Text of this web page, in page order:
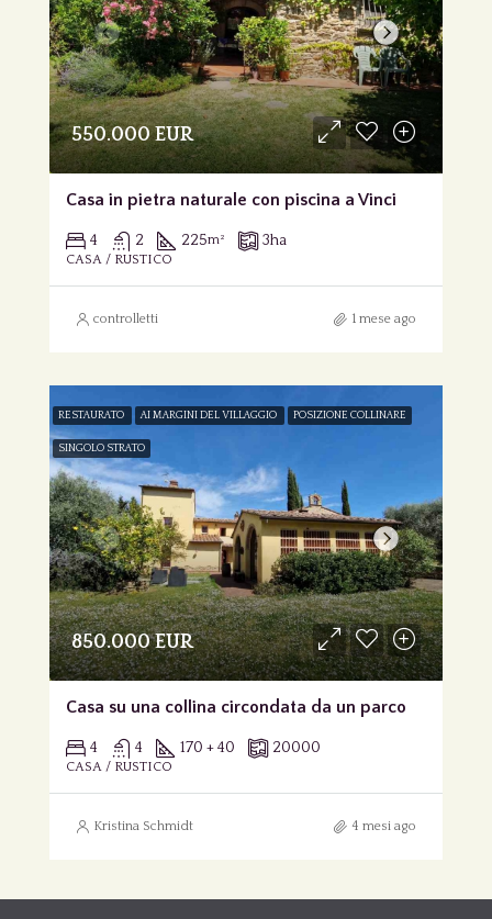
550.000 EUR
Casa in pietra naturale con piscina a Vinci
4 2 225m² 3ha
CASA / RUSTICO
controlletti 1 mese ago
RESTAURATO AI MARGINI DEL VILLAGGIO POSIZIONE COLLINARE
SINGOLO STRATO
850.000 EUR
Casa su una collina circondata da un parco
4 4 170 + 40 20000
CASA / RUSTICO
Kristina Schmidt 4 mesi ago